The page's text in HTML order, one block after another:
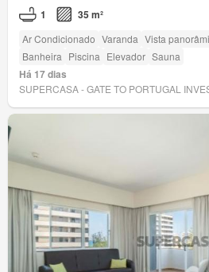
1 35 m²
Ar Condicionado Varanda Vista
Banheira Piscina Elevador Sauna
Há 17 dias
SUPERCASA - GATE TO PORTUGAL